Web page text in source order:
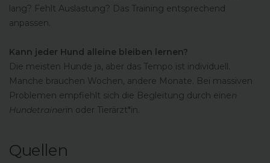
lang? Fehlt Auslastung? Das Training entsprechend
anpassen.
Kann jeder Hund alleine bleiben lernen?
Die meisten Hunde ja, aber das Tempo ist individuell.
Manche brauchen Wochen, andere Monate. Bei massiven
Problemen empfiehlt sich die Begleitung durch einen
Hundetrainer in oder Tierärzt*in.
Quellen